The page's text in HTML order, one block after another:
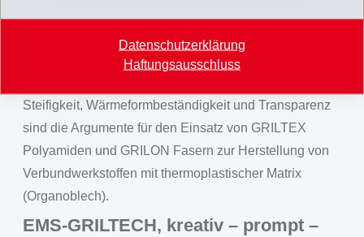
Datenschutzerklärung
Haftungsausschluss
Durch den Einsatz von GRILTEX Schmelzklebern oder
GRILON Garnen wird die Schlagzähigkeit des
Steifigkeit, Wärmeformbeständigkeit und Transparenz
sind die Argumente für den Einsatz von GRILTEX
Polyamiden und GRILON Fasern zur Herstellung von
Verbundwerkstoffen mit thermoplastischer Matrix
(Organoblech).
EMS-GRILTECH, kreativ – prompt –